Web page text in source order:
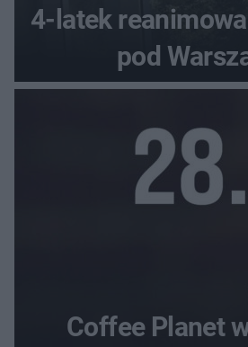
4-latek
pod
Coffee Planet